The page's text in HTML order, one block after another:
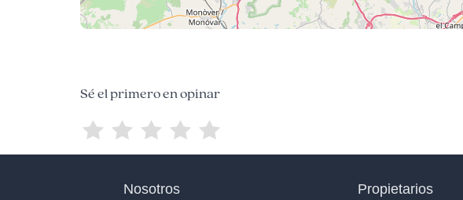
Sé el primero en opinar
Nosotros Propietarios